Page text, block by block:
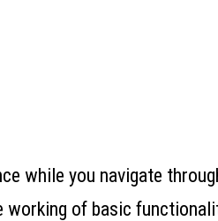
while you navigate
of basic